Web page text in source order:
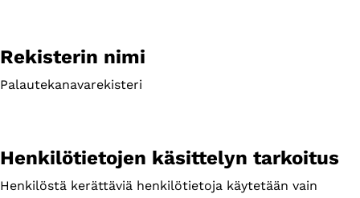
Rekisterin nimi
Palautekanavarekisteri
Henkilötietojen käsittelyn tarkoitus
Henkilöstä kerättäviä henkilötietoja käytetään vain